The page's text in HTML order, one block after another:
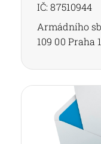
IČ: 87510944
Armádního
109 00 Praha